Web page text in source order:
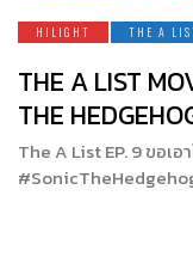
HILIGHT THE A
THE A LIST
THE
The A List EP. 9 ขอเ